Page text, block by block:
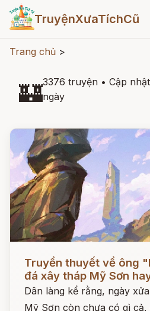
TruyệnXưaTíchCũ
Trang chủ >
🏰3376 truyện • Cập
ngày
Đọc ngay
Truyền thuyết về ông
đá xây tháp Mỹ Sơn
Dân làng kể rằng, ngày
Mỹ Sơn còn chưa có gì